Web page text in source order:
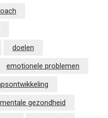
doelen
emotionele problemen
mentale gezondheid